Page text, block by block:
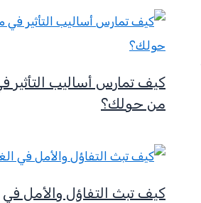
كيف تمارس أساليب التأثير
من حولك؟
كيف تبث التفاؤل والأمل في